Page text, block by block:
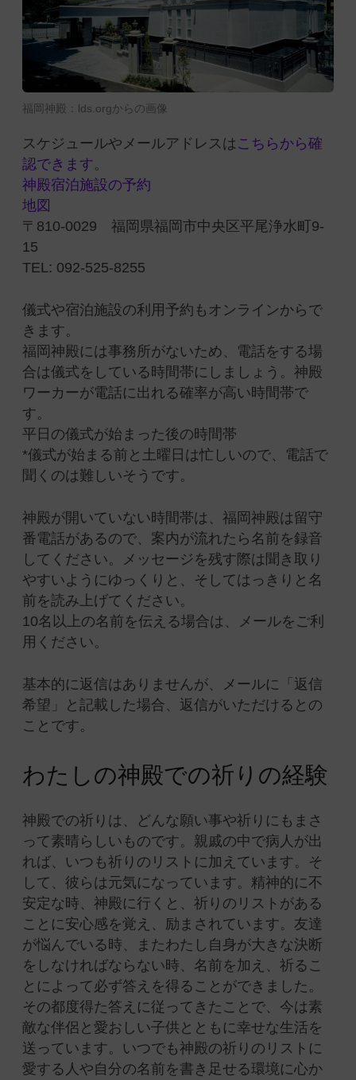
福岡神殿：lds.orgからの画像
スケジュールやメールアドレスは こちらから確
認できます。
神殿宿泊施設の予約
地図
〒810-0029 福岡県福岡市中央区平尾浄水町9-
15
TEL: 092-525-8255
儀式や宿泊施設の利用予約もオンラインからで
きます。
福岡神殿には事務所がないため、電話をする場
合は儀式をしている時間帯にしましょう。神殿
ワーカーが電話に出れる確率が高い時間帯で
す。
平日の儀式が始まった後の時間帯
*儀式が始まる前と土曜日は忙しいので、電話で
聞くのは難しいそうです。
神殿が開いていない時間帯は、福岡神殿は留守
番電話があるので、案内が流れたら名前を録音
してください。メッセージを残す際は聞き取り
やすいようにゆっくりと、そしてはっきりと名
前を読み上げてください。
10名以上の名前を伝える場合は、メールをご利
用ください。
基本的に返信はありませんが、メールに「返信
希望」と記載した場合、返信がいただけるとの
ことです。
わたしの神殿での祈りの経験
神殿での祈りは、どんな願い事や祈りにもまさ
って素晴らしいものです。親戚の中で病人が出
れば、いつも祈りのリストに加えています。そ
して、彼らは元気になっています。精神的に不
安定な時、神殿に行くと、祈りのリストがある
ことに安心感を覚え、励まされています。友達
が悩んでいる時、またわたし自身が大きな決断
をしなければならない時、名前を加え、祈るこ
とによって必ず答えを得ることができました。
その都度得た答えに従ってきたことで、今は素
敵な伴侶と愛おしい子供とともに幸せな生活を
送っています。いつでも神殿の祈りのリストに
愛する人や自分の名前を書き足せる環境に心か